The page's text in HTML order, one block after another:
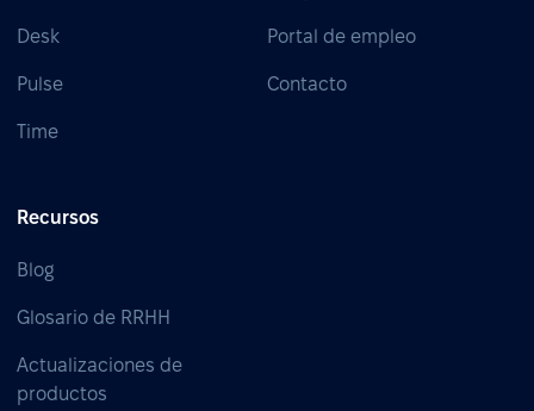
Desk
Pulse
Time
Portal de empleo
Contacto
Recursos
Blog
Glosario de RRHH
Actualizaciones de
productos